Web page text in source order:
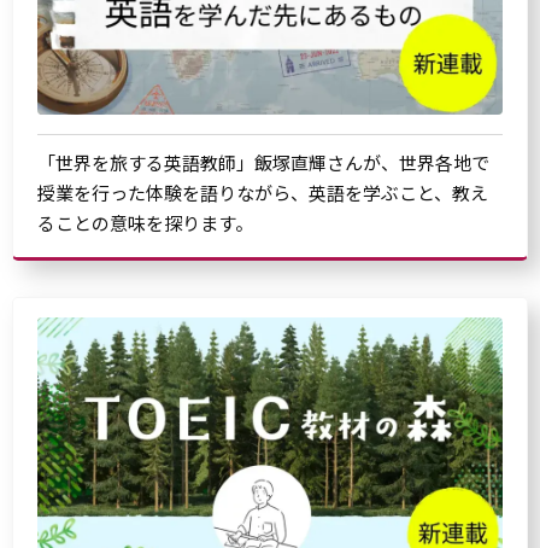
「世界を旅する英語教師」飯塚直輝さんが、世界各地で
授業を行った体験を語りながら、英語を学ぶこと、教え
ることの意味を探ります。